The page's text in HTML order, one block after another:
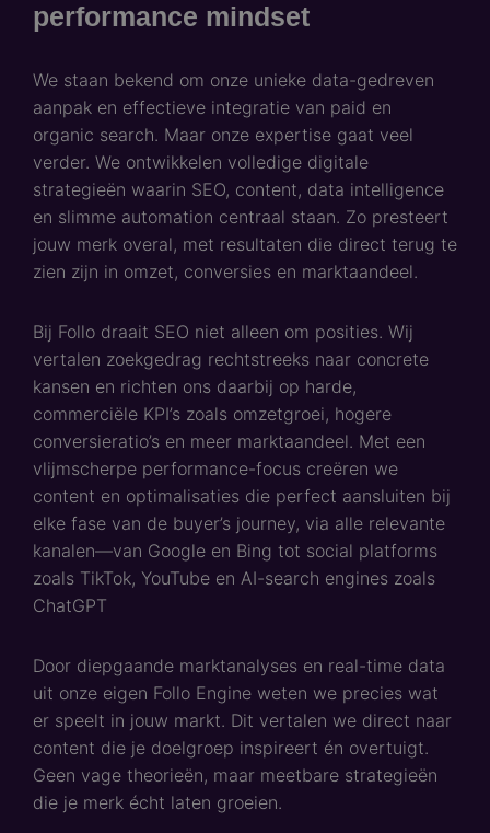
performance mindset
We staan bekend om onze unieke data-gedreven
aanpak en effectieve integratie van paid en
organic search. Maar onze expertise gaat veel
verder. We ontwikkelen volledige digitale
strategieën waarin SEO, content, data intelligence
en slimme automation centraal staan. Zo presteert
jouw merk overal, met resultaten die direct terug te
zien zijn in omzet, conversies en marktaandeel.
Bij Follo draait SEO niet alleen om posities. Wij
vertalen zoekgedrag rechtstreeks naar concrete
kansen en richten ons daarbij op harde,
commerciële KPI’s zoals omzetgroei, hogere
conversieratio’s en meer marktaandeel. Met een
vlijmscherpe performance-focus creëren we
content en optimalisaties die perfect aansluiten bij
elke fase van de buyer’s journey, via alle relevante
kanalen—van Google en Bing tot social platforms
zoals TikTok, YouTube en AI-search engines zoals
ChatGPT
Door diepgaande marktanalyses en real-time data
uit onze eigen Follo Engine weten we precies wat
er speelt in jouw markt. Dit vertalen we direct naar
content die je doelgroep inspireert én overtuigt.
Geen vage theorieën, maar meetbare strategieën
die je merk écht laten groeien.